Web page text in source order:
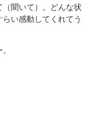
聞いて）。どんな状
い感動してくれてう